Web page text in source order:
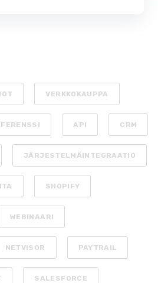
VERKKOKAUPPA
API CRM
JÄRJESTELMÄINTEGRAATIO
SHOPIFY
WEBINAARI
NETVISOR PAYTRAIL
SALESFORCE